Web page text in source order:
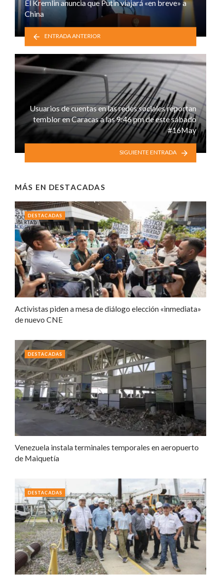
El Kremlin anuncia que Putin viajará «en breve» a
China
ENTRADA ANTERIOR
Usuarios de cuentas en las redes sociales reportan
temblor en Caracas a las 9:46 pm de este sábado
#16May
SIGUIENTE ENTRADA
MÁS EN DESTACADAS
Activistas piden a mesa de diálogo elección «inmediata»
de nuevo CNE
DESTACADAS
Venezuela instala terminales temporales en aeropuerto
de Maiquetía
DESTACADAS
DESTACADAS